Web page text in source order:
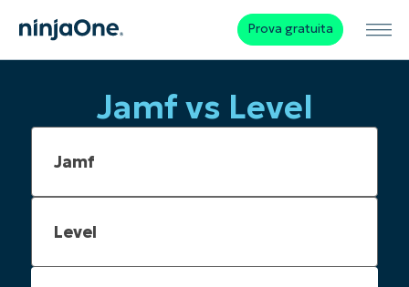
Prova gratuita
Jamf vs Level